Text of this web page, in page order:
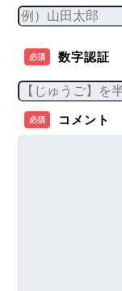
必須 数字認証
必須 コメント